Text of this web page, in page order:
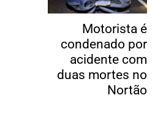
Motorista é
condenado por
acidente com
duas mortes no
Nortão